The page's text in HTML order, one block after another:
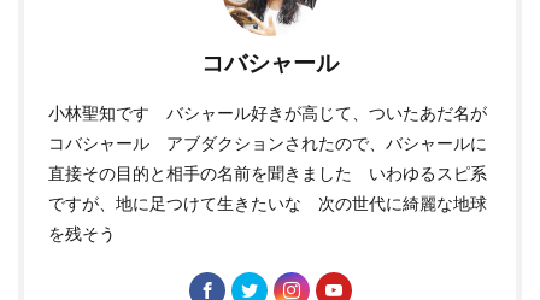
コバシャール
小林聖知です バシャール好きが高じて、ついたあだ名が
コバシャール アブダクションされたので、バシャールに
直接その目的と相手の名前を聞きました いわゆるスピ系
ですが、地に足つけて生きたいな 次の世代に綺麗な地球
を残そう